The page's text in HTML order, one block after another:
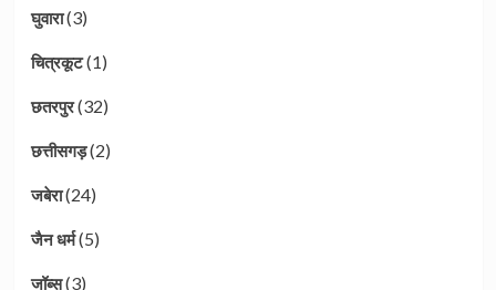
घुवारा(3)
चित्रकूट(1)
छतरपुर(32)
छत्तीसगड़(2)
जबेरा(24)
जैन धर्म(5)
जॉब्स(3)